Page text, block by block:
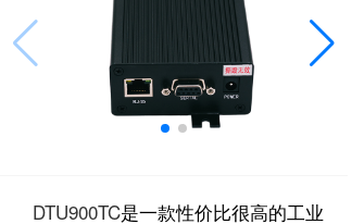
DTU900TC是一款性价比很高的工业